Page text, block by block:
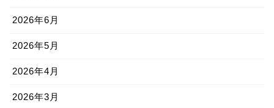
2026年6月
2026年5月
2026年4月
2026年3月